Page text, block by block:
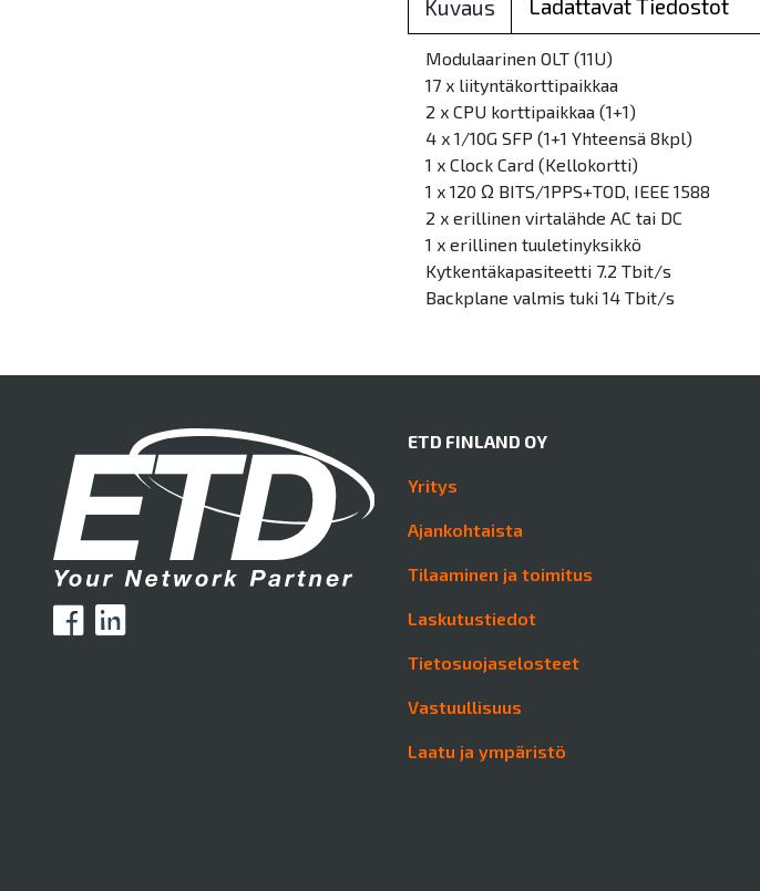
Kuvaus Ladattavat Tiedostot
Modulaarinen OLT (11U)
17 x liityntäkorttipaikkaa
2 x CPU korttipaikkaa (1+1)
4 x 1/10G SFP (1+1 Yhteensä 8kpl)
1 x Clock Card (Kellokortti)
1 x 120 Ω BITS/1PPS+TOD, IEEE 1588
2 x erillinen virtalähde AC tai DC
1 x erillinen tuuletinyksikkö
Kytkentäkapasiteetti 7.2 Tbit/s
Backplane valmis tuki 14 Tbit/s
ETD FINLAND OY
Yritys
Ajankohtaista
Tilaaminen ja toimitus
Laskutustiedot
Tietosuojaselosteet
Vastuullisuus
Laatu ja ympäristö